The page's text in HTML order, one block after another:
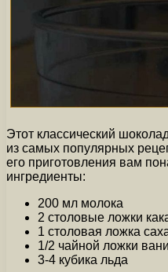
Этот классический
из самых популярных
его приготовления вам
ингредиенты:
200 мл молока
2 столовые ложки
1 столовая ложка
1/2 чайной ложки
3-4 кубика льда